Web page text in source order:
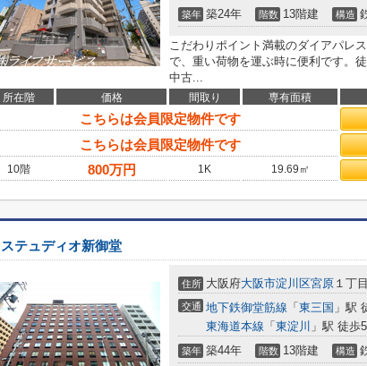
築年 築24年 階数 13階建 構造
こだわりポイント満載のダイアパレ
で、重い荷物を運ぶ時に便利です。
中古...
所在階 価格 間取り 専有面積
こちらは会員限定物件です
こちらは会員限定物件です
10階
800万円 1K 19.69㎡
ステュディオ新御堂
住所 大阪府大阪市淀川区宮原 １丁
交通 地下鉄御堂筋線 「 東三国 」駅
東海道本線 「 東淀川 」駅 徒歩
築年 築44年 階数 13階建 構造